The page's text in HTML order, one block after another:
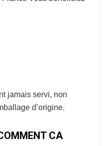
jamais servi, non
d’origine.
CA